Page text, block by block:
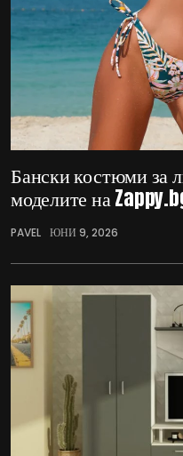
Бански костюми за
моделите на
PAVEL ЮНИ 9, 2026